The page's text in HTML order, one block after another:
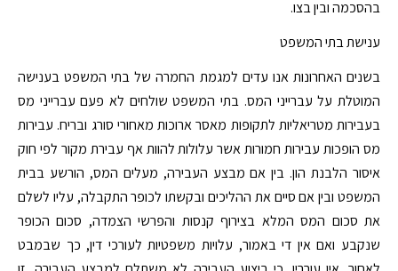
בהסכמה ובין בצו.
ענישת בתי המשפט
בשנים האחרונות אנו עדים למגמת החמרה של בתי המשפט בענישה
המוטלת על עברייני המס. בתי המשפט שולחים לא פעם עברייני מס
בעבירות מטריאליות לתקופות מאסר ארוכות מאחורי סורג ובריח. עבירות
מס הופכות עבירות חמורות אשר עלולות להוות אף עבירת מקור לפי חוק
איסור הלבנת הון. בין אם מבצע העבירה, מעלים המס, הורשע בבית
המשפט ובין אם סיים את ההליכים ובקשתו לכופר התקבלה, עליו לשלם
את סכום המס המלא בצירוף קנסות והפרשי הצמדה, סכום הכופר
שנקבע ואם אין די באמור, עלויות משפטיות לעורכי דין, כך שבמבט